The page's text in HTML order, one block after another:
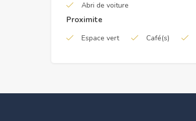
Abri de voiture
Proximite
Espace vert Café(s)